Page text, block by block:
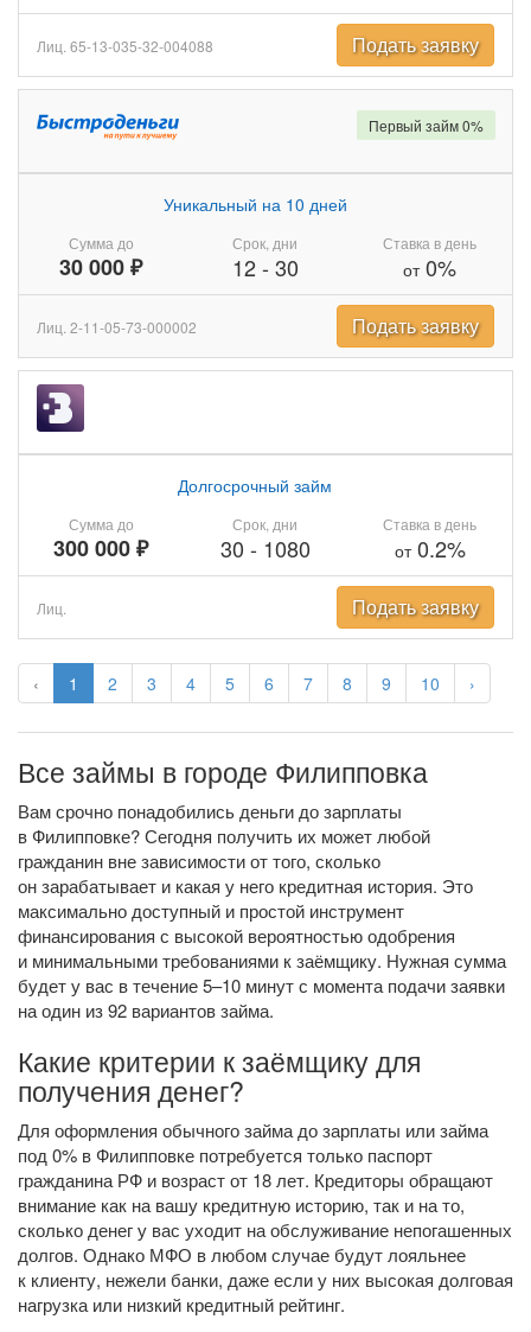
‹ 1 2 3 4 5 6 7 8 9 10 ›
Лиц. 65-13-035-32-004088 Подать заявку
Сумма до
30 000 ₽
Уникальный на 10 дней
Срок, дни
12- 30
Ставка в день
от0%
Первый займ 0%
Лиц. 2-11-05-73-000002 Подать заявку
Сумма до
300 000 ₽
Долгосрочный займ
Срок, дни
30 - 1080
Ставка в день
от0.2%
Лиц. Подать заявку
Все займы в городе Филипповка
Вам срочно понадобились деньги до зарплаты
в Филипповке? Сегодня получить их может любой
гражданин вне зависимости от того, сколько
он зарабатывает и какая у него кредитная история. Это
максимально доступный и простой инструмент
финансирования с высокой вероятностью одобрения
и минимальными требованиями к заёмщику. Нужная сумма
будет у вас в течение 5–10 минут с момента подачи заявки
на один из 92 вариантов займа.
Какие критерии к заёмщику для
получения денег?
Для оформления обычного займа до зарплаты или займа
под 0% в Филипповке потребуется только паспорт
гражданина РФ и возраст от 18 лет. Кредиторы обращают
внимание как на вашу кредитную историю, так и на то,
сколько денег у вас уходит на обслуживание непогашенных
долгов. Однако МФО в любом случае будут лояльнее
к клиенту, нежели банки, даже если у них высокая долговая
нагрузка или низкий кредитный рейтинг.